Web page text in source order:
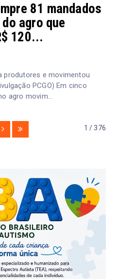
81 mandados
agro que
120...
produtores e movimentou
PCGO) Em cinco
agro movim...
1 / 376